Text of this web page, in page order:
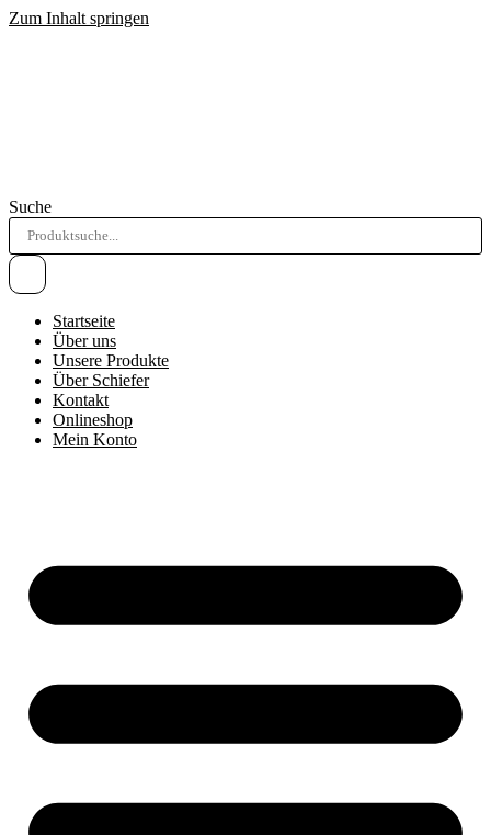
Zum Inhalt springen
Suche
Startseite
Über uns
Unsere Produkte
Über Schiefer
Kontakt
Onlineshop
Mein Konto